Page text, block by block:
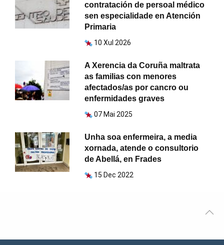
contratación de persoal médico
sen especialidade en Atención
Primaria
10 Xul 2026
A Xerencia da Coruña maltrata
as familias con menores
afectados/as por cancro ou
enfermidades graves
07 Mai 2025
Unha soa enfermeira, a media
xornada, atende o consultorio
de Abellá, en Frades
15 Dec 2022